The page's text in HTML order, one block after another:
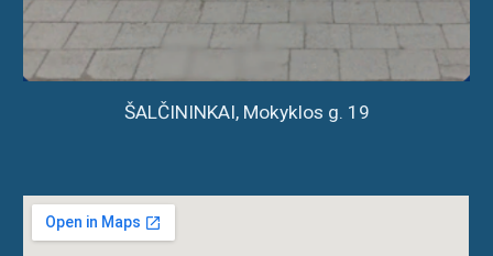
ŠALČININKAI, Mokyklos g. 19